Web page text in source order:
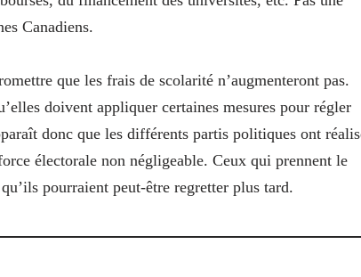
Canadiens.
que les frais de scolarité n’augmenteront pas.
doivent appliquer certaines mesures pour régler
donc que les différents partis politiques ont
électorale non négligeable. Ceux qui prennent le
pourraient peut-être regretter plus tard.